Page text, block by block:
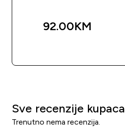
92.00KM‎
Sve recenzije kupaca
Trenutno nema recenzija.